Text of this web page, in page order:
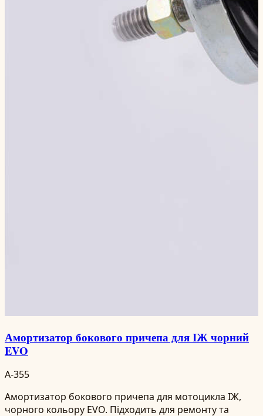
Амортизатор бокового причепа для ІЖ чорний
EVO
A-355
Амортизатор бокового причепа для мотоцикла ІЖ,
чорного кольору EVO. Підходить для ремонту та